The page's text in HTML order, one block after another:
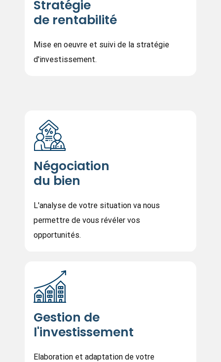
Stratégie
de rentabilité
Mise en oeuvre et suivi de la stratégie
d'investissement.
Négociation
du bien
L'analyse de votre situation va nous
permettre de vous révéler vos
opportunités.
Gestion de
l'investissement
Elaboration et adaptation de votre